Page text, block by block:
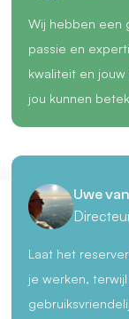
Wij hebben een
passie en
kwaliteit en
jou kunnen
Uwe
Laat het
je werken,